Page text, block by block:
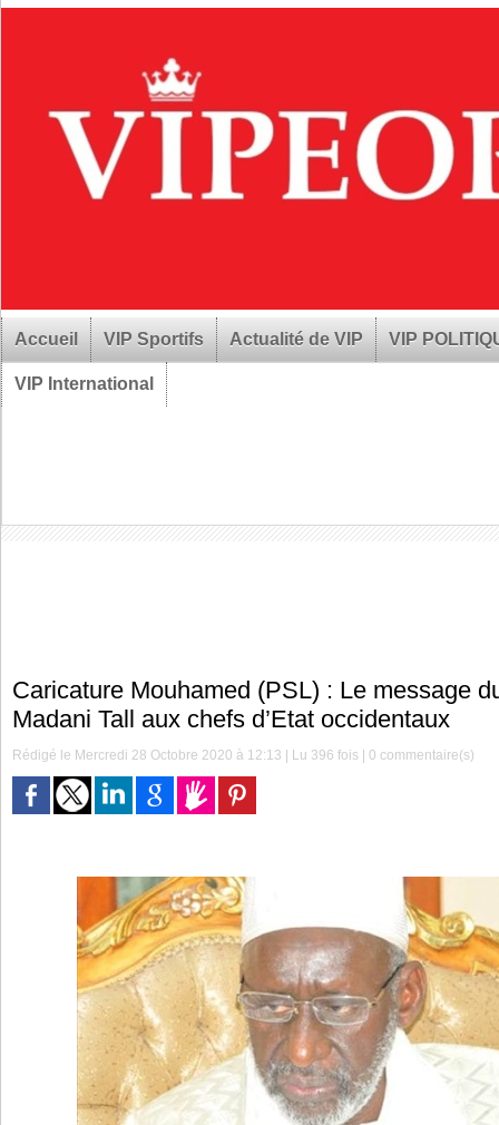
Accueil VIP Sportifs Actualité de VIP VIP
VIP International
Caricature Mouhamed (PSL) : Le message
Madani Tall aux chefs d’Etat occidentaux
Rédigé le Mercredi 28 Octobre 2020 à 12:13 | Lu 396 fois |0 commentaire(s)